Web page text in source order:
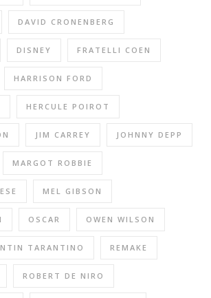
DAVID CRONENBERG
DISNEY FRATELLI COEN
HARRISON FORD
HERCULE POIROT
JIM CARREY JOHNNY DEPP
MARGOT ROBBIE
MEL GIBSON
OSCAR OWEN WILSON
TARANTINO REMAKE
ROBERT DE NIRO